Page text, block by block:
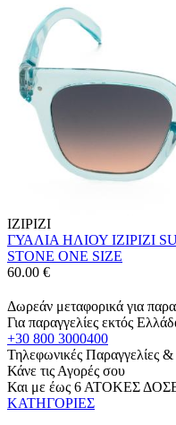
IZIPIZI
ΓΥΑΛΙΑ ΗΛΙΟΥ IZIPIZI
STONE ONE SIZE
60.00 €
Δωρεάν μεταφορικά για
Για παραγγελίες εκτός
+30 800 3000400
Τηλεφωνικές Παραγγελίες
Κάνε τις Αγορές σου
Και με έως 6 ΑΤΟΚΕΣ
ΚΑΤΗΓΟΡΙΕΣ